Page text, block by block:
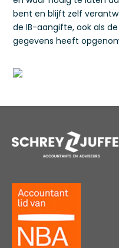
bent en blijft zelf
de IB-aangifte, ook als
gegevens heeft